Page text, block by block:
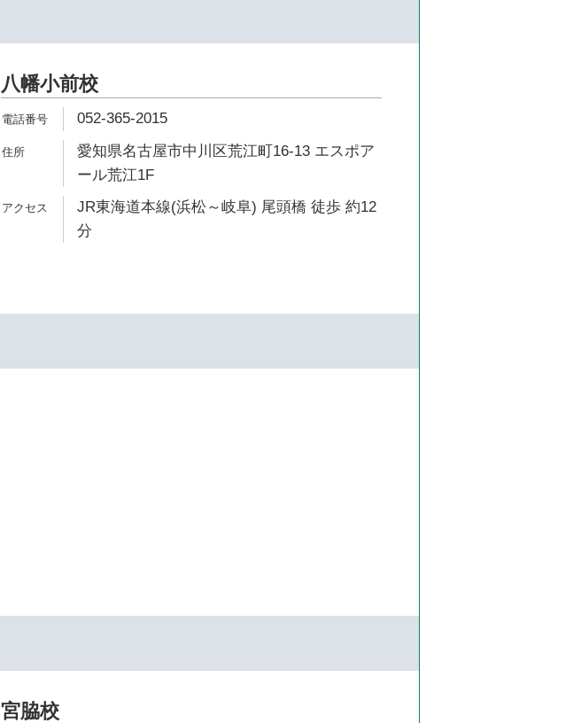
八幡小前校
052-365-2015
愛知県名古屋市中川区荒江町16-13 エスポア
ール荒江1F
JR東海道本線(浜松～岐阜) 尾頭橋 徒歩 約12
分
宮脇校